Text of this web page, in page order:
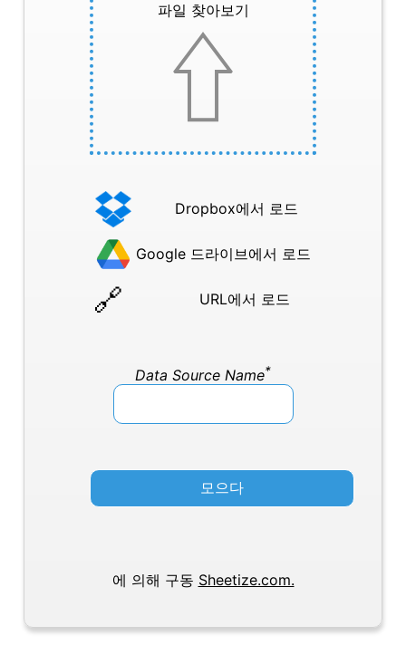
파일 찾아보기
Dropbox에서 로드
Google 드라이브에서 로드
URL에서 로드
Data Source Name*
모으다
에 의해 구동 Sheetize.com.